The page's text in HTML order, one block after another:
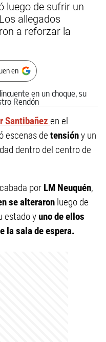
luego de sufrir un
allegados
a reforzar la
en
Santibañez en el
escenas de tensióny un
dentro del centro de
por LM Neuquén,
se alteraron luego de
estado yuno de ellos
la sala de espera.